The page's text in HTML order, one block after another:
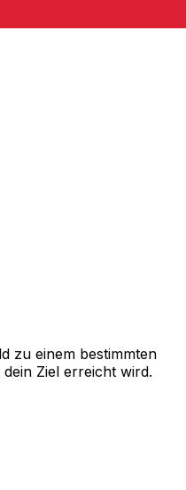
zu einem bestimmten
Ziel erreicht wird.